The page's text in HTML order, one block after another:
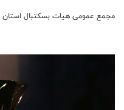
مجمع عمومی هیات بسکتبال استان